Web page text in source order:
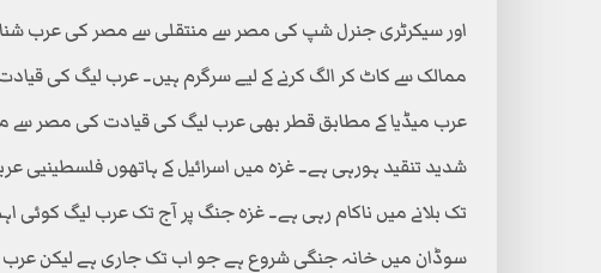
اور سیکرٹری جنرل شپ کی مصر سے منتقلی سے مصر کی عرب
ممالک سے کاٹ کر الگ کرنے کے لیے سرگرم ہیں۔ عرب لیگ کی
عرب میڈیا کے مطابق قطر بھی عرب لیگ کی قیادت کی مصر سے
شدید تنقید ہورہی ہے۔ غزہ میں اسرائیل کے ہاتھوں
سوڈان میں خانہ جنگی شروع ہے جو اب تک جاری ہے لیکن عرب